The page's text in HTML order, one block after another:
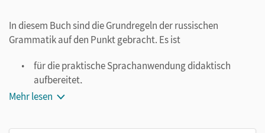
In diesem Buch sind die Grundregeln der russischen
Grammatik auf den Punkt gebracht. Es ist
für die praktische Sprachanwendung didaktisch
aufbereitet,
für rasches Nachschlagen mit Registern in Deutsch
auch für selbstständiges Arbeiten geeignet.
Mehr lesen